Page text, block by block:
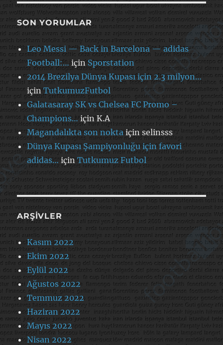
SON YORUMLAR
Leo Messi — Back in Barcelona — adidas
Football:…içinSporstation
2014 Brezilya Dünya Kupası için 2.3 milyon…
içinTutkumuzFutbol
Galatasaray SK vs Chelsea FC Promo –
Champions…içinK.A
Magandalıkta son nokta içinselinsss
Dünya Kupası Şampiyonluğu için favori
adidas… içinTutkumuz Futbol
ARŞIVLER
Kasım 2022
Ekim 2022
Eylül 2022
Ağustos 2022
Temmuz 2022
Haziran 2022
Mayıs 2022
Nisan 2022